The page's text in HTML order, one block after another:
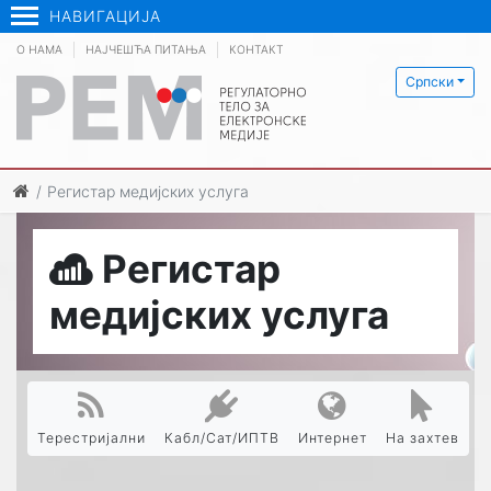
НАВИГАЦИЈА
Српски
О НАМА НАЈЧЕШЋА ПИТАЊА КОНТАКТ
Регистар медијских услуга
Регистар
медијских услуга
Терестријални Кабл/Сат/ИПТВ Интернет На захтев